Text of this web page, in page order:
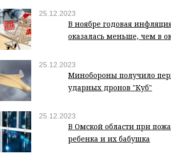
25.12.2023
В ноябре годовая
оказалась меньше, чем в
25.12.2023
Минобороны получило
ударных дронов "Куб"
25.12.2023
В Омской области при
ребенка и их бабушка